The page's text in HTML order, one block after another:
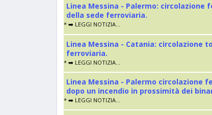
Linea Messina - Palermo:
della sede ferroviaria.
* ➡️ LEGGI NOTIZIA...
Linea Messina - Catania: circolazione
ferroviaria.
* ➡️ LEGGI NOTIZIA...
Linea Messina - Palermo circolazione
dopo un incendio in prossimità dei
* ➡️ LEGGI NOTIZIA...